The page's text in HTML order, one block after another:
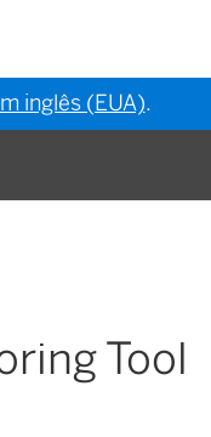
inglês (EUA).
Tool